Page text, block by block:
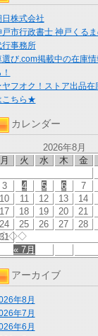
日株式会社
戸市行政書士 神戸くる
行事務所
選び.com掲載中の在庫
フオク！ストア出品在
こちら★
カレンダー
2026年8月
月
火 水 木 金
« 7月
3
4 5 6 7
10
11 12 13 14
17
18 19 20 21
24
25 26 27 28
31
アーカイブ
年8月
年7月
年6月